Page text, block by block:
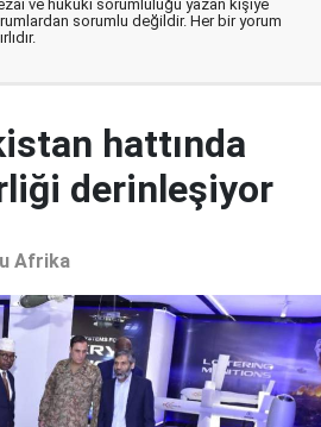
ve hukuki sorumluluğu yazan kişiye
sorumlu değildir. Her bir yorum
hattında
derinleşiyor
Afrika